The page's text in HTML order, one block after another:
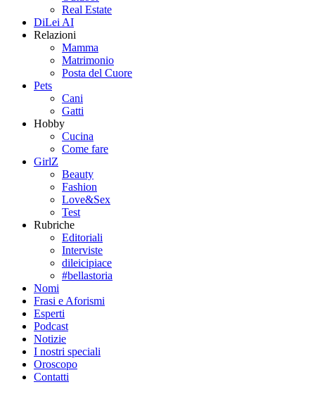
Real Estate
DiLei AI
Relazioni
Mamma
Matrimonio
Posta del Cuore
Pets
Cani
Gatti
Hobby
Cucina
Come fare
GirlZ
Beauty
Fashion
Love&Sex
Test
Rubriche
Editoriali
Interviste
dileicipiace
#bellastoria
Nomi
Frasi e Aforismi
Esperti
Podcast
Notizie
I nostri speciali
Oroscopo
Contatti